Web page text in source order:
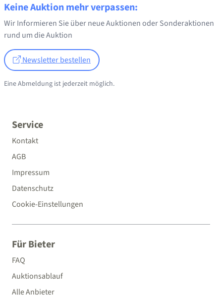
Service
Kontakt
AGB
Impressum
Datenschutz
Cookie-Einstellungen
Für Bieter
FAQ
Auktionsablauf
Alle Anbieter
Keine Auktion mehr verpassen:
Wir Informieren Sie über neue Auktionen oder Sonderaktionen
rund um die Auktion
Newsletter bestellen
Eine Abmeldung ist jederzeit möglich.